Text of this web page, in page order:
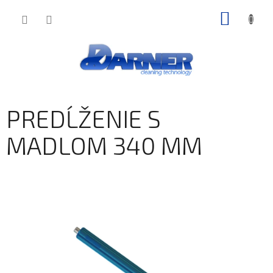
PREDĹŽENIE S
MADLOM 340 MM